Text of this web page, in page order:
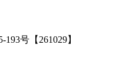
号【261029】